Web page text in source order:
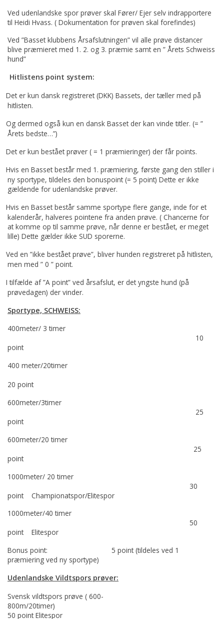
Ved udenlandske spor prøver skal Fører/ Ejer selv indrapportere
til Heidi Hvass. ( Dokumentation for prøven skal forefindes)
Ved ”Basset klubbens Årsafslutningen” vil alle prøve distancer
blive præmieret med 1. 2. og 3. præmie samt en ” Årets Schweiss
hund”
Hitlistens point system:
Det er kun dansk registreret (DKK) Bassets, der tæller med på
hitlisten.
Og dermed også kun en dansk Basset der kan vinde titler. (= ”
Årets bedste…”)
Det er kun bestået prøver ( = 1 præmieringer) der får points.
Hvis en Basset består med 1. præmiering, første gang den stiller i
ny sportype, tildeles den bonuspoint (= 5 point) Dette er ikke
gældende for udenlandske prøver.
Hvis en Basset består samme sportype flere gange, inde for et
kalenderår, halveres pointene fra anden prøve. ( Chancerne for
at komme op til samme prøve, når denne er bestået, er meget
lille) Dette gælder ikke SUD sporerne.
Ved en ”ikke bestået prøve”, bliver hunden registreret på hitlisten,
men med ” 0 ” point.
I tilfælde af ”A point” ved årsafslut, er det yngste hund (på
prøvedagen) der vinder.
Sportype, SCHWEISS:
400meter/ 3 timer
10
point
400 meter/20timer
20 point
600meter/3timer
25
point
600meter/20 timer
25
point
1000meter/ 20 timer
30
point Championatspor/Elitespor
1000meter/40 timer
50
point Elitespor
Bonus point: 5 point (tildeles ved 1
præmiering ved ny sportype)
Udenlandske Vildtspors prøver:
Svensk vildtspors prøve ( 600-
800m/20timer)
50 point Elitespor